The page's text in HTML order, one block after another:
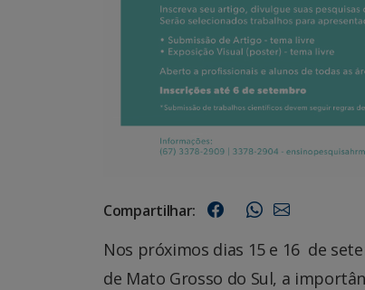
Compartilhar:
Nos próximos dias 15 e 16 de
de Mato Grosso do Sul, a